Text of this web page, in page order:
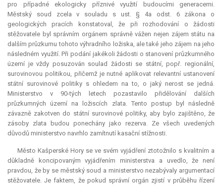
pro případné ekologicky příznivé využití budoucími generacemi.
Městský soud zcela v souladu s ust. § 4a odst. 6 zákona o
geologických pracích konstatoval, že při rozhodování o žádosti
stěžovatele byl správním orgánem správně vážen nejen zájem státu na
dalším průzkumu tohoto výhradního ložiska, ale také jeho zájem na jeho
následném využití. Při podání jakékoli žádosti o stanovení průzkumného
území je vždy posuzován soulad žádosti se státní, popř. regionální,
surovinovou politikou, přičemž je nutné aplikovatrelevantní ustanovení
státní surovinové politiky s ohledem na to, o jaký nerost se jedná.
Ministerstvo v 90-tých letech pozastavilo přidělování dalších
průzkumných území na ložiscích zlata. Tento postup byl následně
závazně zakotven do státní surovinové politiky, aby bylo zajištěno, že
zásoby zlata budou ponechány jako rezerva. Ze všech uvedených
důvodů ministerstvo navrhlo zamítnutí kasační stížnosti.
Město Kašperské Hory se ve svém vyjádření ztotožnilo s kvalitním a
důkladně koncipovaným vyjádřením ministerstva a uvedlo, že není
pravdou, že by se městský soud a ministerstvo nezabývaly argumentací
stěžovatele. Je faktem, že pokud správní orgán zjistí v průběhu řízení